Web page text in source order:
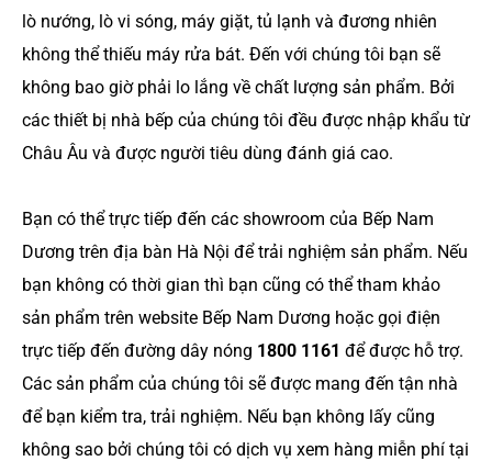
lò nướng, lò vi sóng, máy giặt, tủ lạnh và đương nhiên
không thể thiếu máy rửa bát. Đến với chúng tôi bạn sẽ
không bao giờ phải lo lắng về chất lượng sản phẩm. Bởi
các thiết bị nhà bếp của chúng tôi đều được nhập khẩu từ
Châu Âu và được người tiêu dùng đánh giá cao.
Bạn có thể trực tiếp đến các showroom của Bếp Nam
Dương trên địa bàn Hà Nội để trải nghiệm sản phẩm. Nếu
bạn không có thời gian thì bạn cũng có thể tham khảo
sản phẩm trên website Bếp Nam Dương hoặc gọi điện
trực tiếp đến đường dây nóng 1800 1161 để được hỗ trợ.
Các sản phẩm của chúng tôi sẽ được mang đến tận nhà
để bạn kiểm tra, trải nghiệm. Nếu bạn không lấy cũng
không sao bởi chúng tôi có dịch vụ xem hàng miễn phí tại